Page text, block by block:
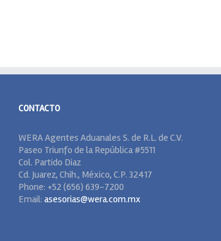
CONTACTO
WERA Agentes Aduanales S. de R.L. de C.V.
Paseo Triunfo de la República #5511
Col. Partido Diaz
Cd. Juarez, Chih., México, C.P. 32417
Phone: +52 (656) 639-7200
Email: asesorias@wera.com.mx